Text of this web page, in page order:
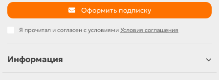
Оформить подписку
Я прочитал и согласен с условиями Условия соглашения
Информация